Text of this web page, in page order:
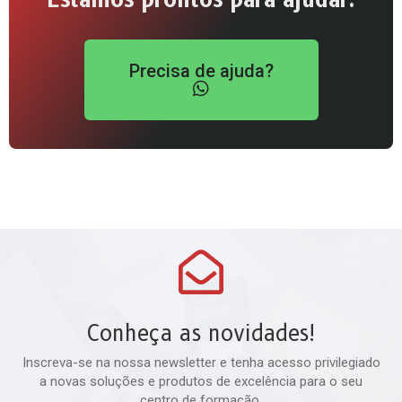
Precisa de ajuda?
Conheça as novidades!
Inscreva-se na nossa newsletter e tenha acesso privilegiado
a novas soluções e produtos de excelência para o seu